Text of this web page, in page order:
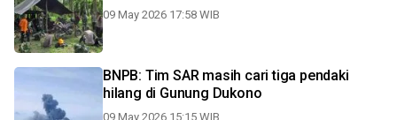
09 May 2026 17:58 WIB
BNPB: Tim SAR masih cari tiga pendaki
hilang di Gunung Dukono
09 May 2026 15:15 WIB